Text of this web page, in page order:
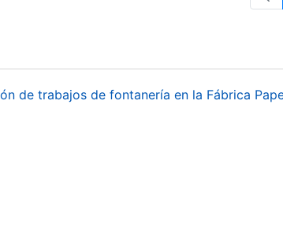
de trabajos de fontanería en la Fábrica